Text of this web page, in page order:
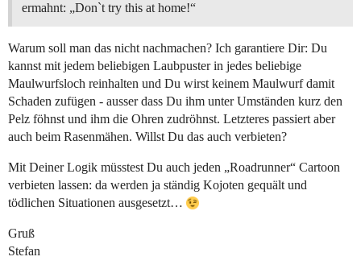
ermahnt: „Don`t try this at home!“
Warum soll man das nicht nachmachen? Ich garantiere Dir: Du
kannst mit jedem beliebigen Laubpuster in jedes beliebige
Maulwurfsloch reinhalten und Du wirst keinem Maulwurf damit
Schaden zufügen - ausser dass Du ihm unter Umständen kurz den
Pelz föhnst und ihm die Ohren zudröhnst. Letzteres passiert aber
auch beim Rasenmähen. Willst Du das auch verbieten?
Mit Deiner Logik müsstest Du auch jeden „Roadrunner“ Cartoon
verbieten lassen: da werden ja ständig Kojoten gequält und
tödlichen Situationen ausgesetzt…
Gruß
Stefan